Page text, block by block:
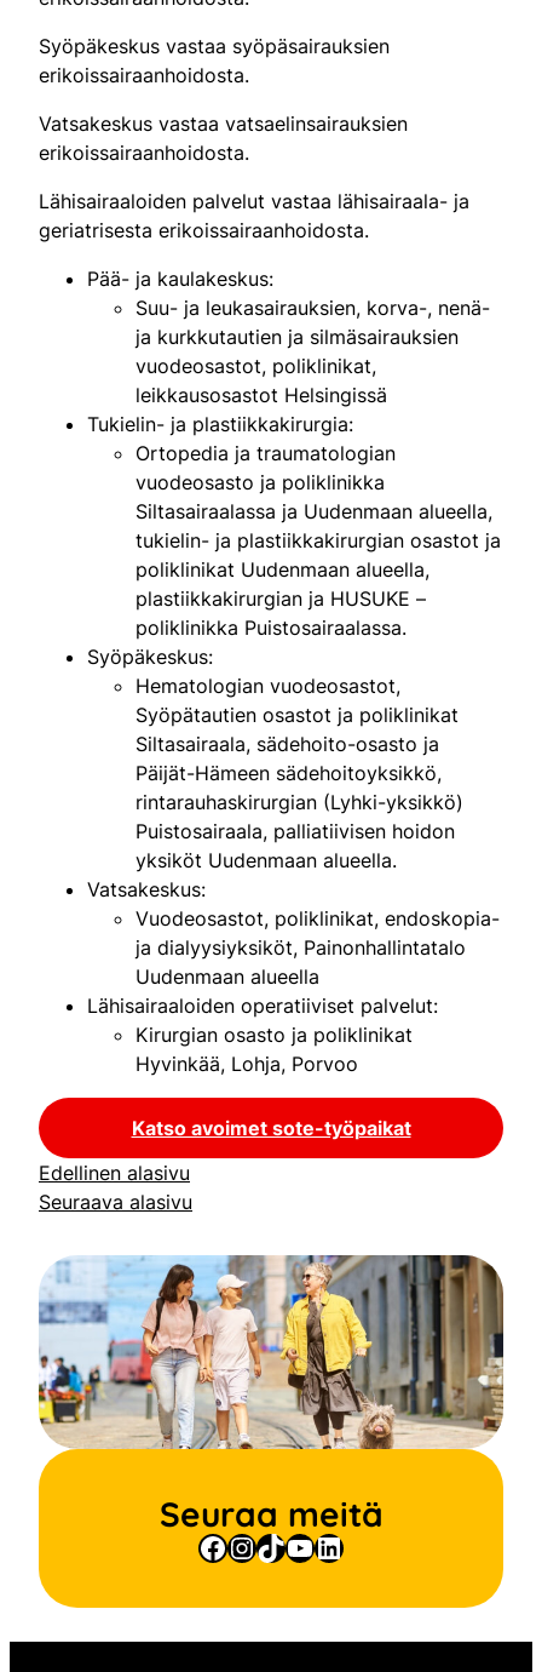
Syöpäkeskus vastaa syöpäsairauksien
erikoissairaanhoidosta.
Vatsakeskus vastaa vatsaelinsairauksien
erikoissairaanhoidosta.
Lähisairaaloiden palvelut vastaa lähisairaala- ja
geriatrisesta erikoissairaanhoidosta.
Pää- ja kaulakeskus:
Suu- ja leukasairauksien, korva-, nenä-
ja kurkkutautien ja silmäsairauksien
vuodeosastot, poliklinikat,
leikkausosastot Helsingissä
Tukielin- ja plastiikkakirurgia:
Ortopedia ja traumatologian
vuodeosasto ja poliklinikka
Siltasairaalassa ja Uudenmaan alueella,
tukielin- ja plastiikkakirurgian osastot ja
poliklinikat Uudenmaan alueella,
plastiikkakirurgian ja HUSUKE –
poliklinikka Puistosairaalassa.
Syöpäkeskus:
Hematologian vuodeosastot,
Syöpätautien osastot ja poliklinikat
Siltasairaala, sädehoito-osasto ja
Päijät-Hämeen sädehoitoyksikkö,
rintarauhaskirurgian (Lyhki-yksikkö)
Puistosairaala, palliatiivisen hoidon
yksiköt Uudenmaan alueella.
Vatsakeskus:
Vuodeosastot, poliklinikat, endoskopia-
ja dialyysiyksiköt, Painonhallintatalo
Uudenmaan alueella
Lähisairaaloiden operatiiviset palvelut:
Kirurgian osasto ja poliklinikat
Hyvinkää, Lohja, Porvoo
Katso avoimet sote-työpaikat
Edellinen alasivu
Seuraava alasivu
Seuraa meitä
Facebook
Instagram
TikTok
YouTube
LinkedIn